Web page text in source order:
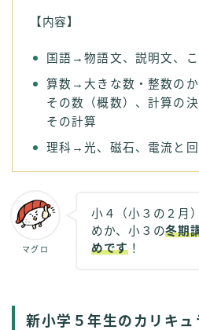
【内容】
国語→物語文、説明文、
算数→大きな数・整数の
その数（概数）、計算の
その計算
理科→光、磁石、電流と
マグロ
小４（小３の２月
めか、小３の冬期
めです ！
新小学５年生のカリキュ